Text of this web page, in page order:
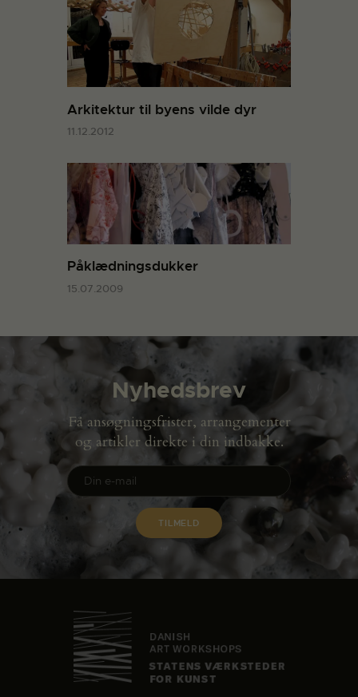
Arkitektur til byens vilde dyr
11.12.2012
Påklædningsdukker
15.07.2009
Nyhedsbrev
Få ansøgningsfrister, arrangementer
og artikler direkte i din indbakke.